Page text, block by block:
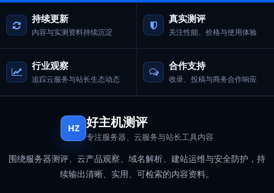
持续更新
内容与实测资料持续沉淀
真实测评
关注性能、价格与使用体验
行业观察
追踪云服务与站长生态动态
合作支持
收录、投稿与商务合作响应
HZ 好主机测评
专注服务器、云服务与站长工具内容
围绕服务器测评、云产品观察、域名解析、建站运维与安全防护，持
续输出清晰、实用、可检索的内容资料。